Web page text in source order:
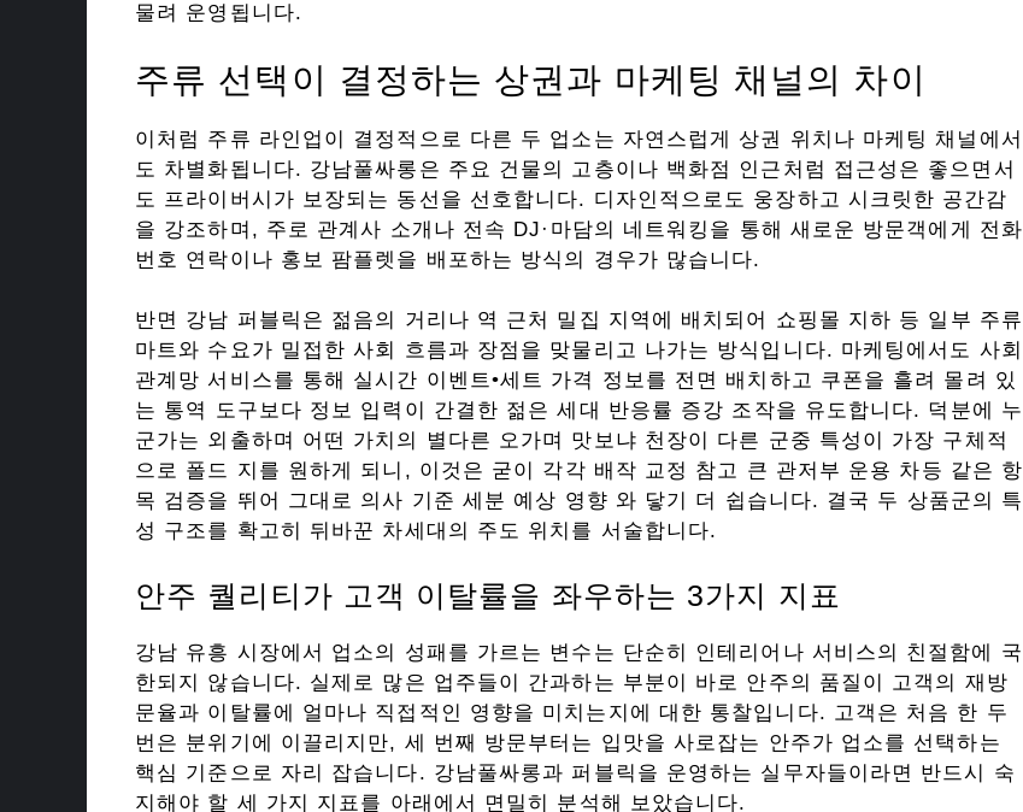
물려 운영됩니다.
주류 선택이 결정하는 상권과 마케팅 채널의 차이
이처럼 주류 라인업이 결정적으로 다른 두 업소는 자연스럽게 상권 위치나 마케팅 채널에서
도 차별화됩니다. 강남풀싸롱은 주요 건물의 고층이나 백화점 인근처럼 접근성은 좋으면서
도 프라이버시가 보장되는 동선을 선호합니다. 디자인적으로도 웅장하고 시크릿한 공간감
을 강조하며, 주로 관계사 소개나 전속 DJ·마담의 네트워킹을 통해 새로운 방문객에게 전화
번호 연락이나 홍보 팜플렛을 배포하는 방식의 경우가 많습니다.
반면 강남 퍼블릭은 젊음의 거리나 역 근처 밀집 지역에 배치되어 쇼핑몰 지하 등 일부 주류
마트와 수요가 밀접한 사회 흐름과 장점을 맞물리고 나가는 방식입니다. 마케팅에서도 사회
관계망 서비스를 통해 실시간 이벤트•세트 가격 정보를 전면 배치하고 쿠폰을 흘려 몰려 있
는 통역 도구보다 정보 입력이 간결한 젊은 세대 반응률 증강 조작을 유도합니다. 덕분에 누
군가는 외출하며 어떤 가치의 별다른 오가며 맛보냐 천장이 다른 군중 특성이 가장 구체적
으로 폴드 지를 원하게 되니, 이것은 굳이 각각 배작 교정 참고 큰 관저부 운용 차등 같은 항
목 검증을 뛰어 그대로 의사 기준 세분 예상 영향 와 닿기 더 쉽습니다. 결국 두 상품군의 특
성 구조를 확고히 뒤바꾼 차세대의 주도 위치를 서술합니다.
안주 퀄리티가 고객 이탈률을 좌우하는 3가지 지표
강남 유흥 시장에서 업소의 성패를 가르는 변수는 단순히 인테리어나 서비스의 친절함에 국
한되지 않습니다. 실제로 많은 업주들이 간과하는 부분이 바로 안주의 품질이 고객의 재방
문율과 이탈률에 얼마나 직접적인 영향을 미치는지에 대한 통찰입니다. 고객은 처음 한 두
번은 분위기에 이끌리지만, 세 번째 방문부터는 입맛을 사로잡는 안주가 업소를 선택하는
핵심 기준으로 자리 잡습니다. 강남풀싸롱과 퍼블릭을 운영하는 실무자들이라면 반드시 숙
지해야 할 세 가지 지표를 아래에서 면밀히 분석해 보았습니다.